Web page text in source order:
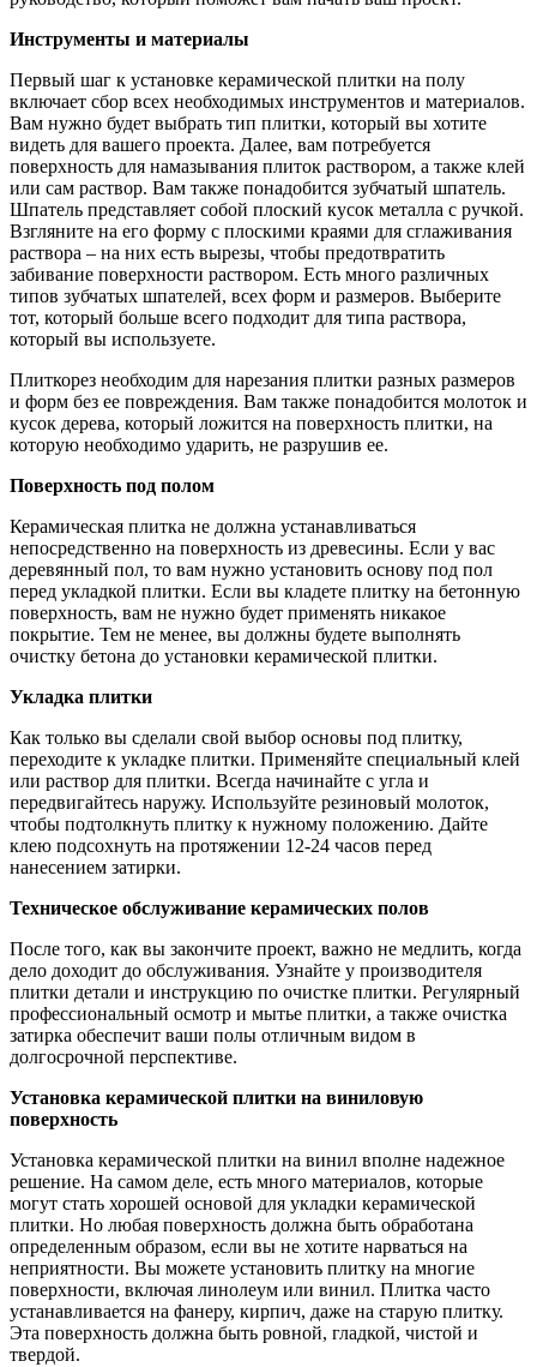
Инструменты и материалы
Первый шаг к установке керамической плитки на полу
включает сбор всех необходимых инструментов и материалов.
Вам нужно будет выбрать тип плитки, который вы хотите
видеть для вашего проекта. Далее, вам потребуется
поверхность для намазывания плиток раствором, а также клей
или сам раствор. Вам также понадобится зубчатый шпатель.
Шпатель представляет собой плоский кусок металла с ручкой.
Взгляните на его форму с плоскими краями для сглаживания
раствора – на них есть вырезы, чтобы предотвратить
забивание поверхности раствором. Есть много различных
типов зубчатых шпателей, всех форм и размеров. Выберите
тот, который больше всего подходит для типа раствора,
который вы используете.
Плиткорез необходим для нарезания плитки разных размеров
и форм без ее повреждения. Вам также понадобится молоток и
кусок дерева, который ложится на поверхность плитки, на
которую необходимо ударить, не разрушив ее.
Поверхность под полом
Керамическая плитка не должна устанавливаться
непосредственно на поверхность из древесины. Если у вас
деревянный пол, то вам нужно установить основу под пол
перед укладкой плитки. Если вы кладете плитку на бетонную
поверхность, вам не нужно будет применять никакое
покрытие. Тем не менее, вы должны будете выполнять
очистку бетона до установки керамической плитки.
Укладка плитки
Как только вы сделали свой выбор основы под плитку,
переходите к укладке плитки. Применяйте специальный клей
или раствор для плитки. Всегда начинайте с угла и
передвигайтесь наружу. Используйте резиновый молоток,
чтобы подтолкнуть плитку к нужному положению. Дайте
клею подсохнуть на протяжении 12-24 часов перед
нанесением затирки.
Техническое обслуживание керамических полов
После того, как вы закончите проект, важно не медлить, когда
дело доходит до обслуживания. Узнайте у производителя
плитки детали и инструкцию по очистке плитки. Регулярный
профессиональный осмотр и мытье плитки, а также очистка
затирка обеспечит ваши полы отличным видом в
долгосрочной перспективе.
Установка керамической плитки на виниловую
поверхность
Установка керамической плитки на винил вполне надежное
решение. На самом деле, есть много материалов, которые
могут стать хорошей основой для укладки керамической
плитки. Но любая поверхность должна быть обработана
определенным образом, если вы не хотите нарваться на
неприятности. Вы можете установить плитку на многие
поверхности, включая линолеум или винил. Плитка часто
устанавливается на фанеру, кирпич, даже на старую плитку.
Эта поверхность должна быть ровной, гладкой, чистой и
твердой.